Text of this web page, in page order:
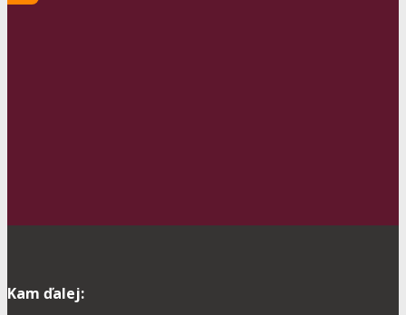
Kam ďalej: